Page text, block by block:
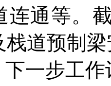
连通等。
栈道预制
下一步工